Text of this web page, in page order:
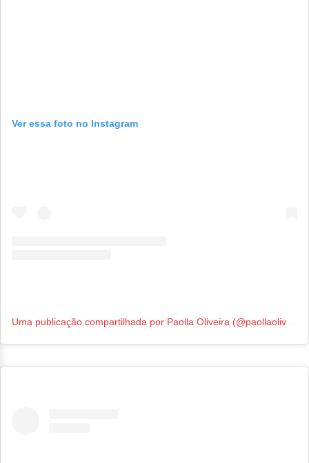
Ver essa foto no Instagram
Uma publicação compartilhada por Paolla Oliveira (@paollaoliveirareal)